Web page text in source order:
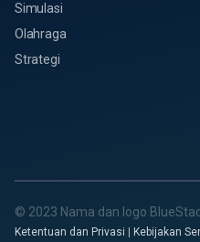
Simulasi
Olahraga
Strategi
© 2023 Nama dan logo
Ketentuan dan Privasi Kebijakan